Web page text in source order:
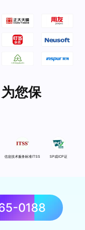
您保
信息技术服务标准ITSS SP或ICP证
0188